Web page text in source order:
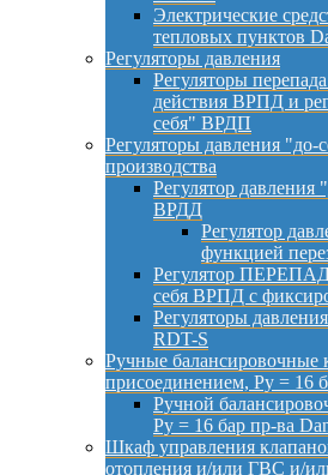
Электрические
тепловых пунктов
Регуляторы давления
Регуляторы
действия ВРПД и
себя" ВРДП
Регуляторы давления "до-
производства
Регулятор давления
ВРДД
Регулятор
функцией
Регулятор
себя ВРПД с
Регуляторы
RDT-S
Ручные
присоединением, Py = 16
Ручной
Py = 16 бар пр-ва
Шкаф управления
отопления и/или ГВС и/